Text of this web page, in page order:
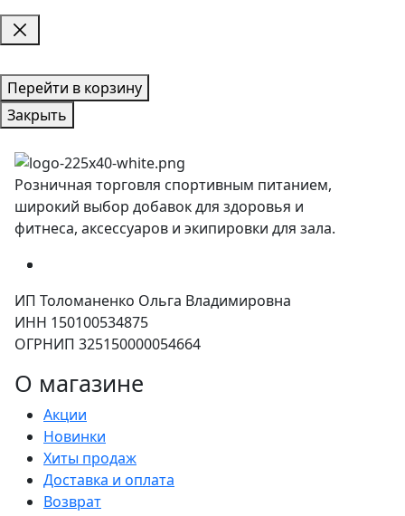
Перейти в корзину
Закрыть
Розничная торговля спортивным питанием,
широкий выбор добавок для здоровья и
фитнеса, аксессуаров и экипировки для зала.
ИП Толоманенко Ольга Владимировна
ИНН 150100534875
ОГРНИП 325150000054664
О магазине
Акции
Новинки
Хиты продаж
Доставка и оплата
Возврат